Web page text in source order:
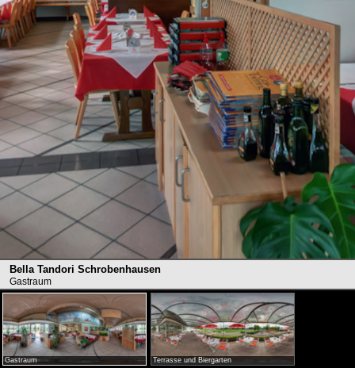
Gastraum Terrasse und Biergarten
Bella Tandori Schrobenhausen
Gastraum